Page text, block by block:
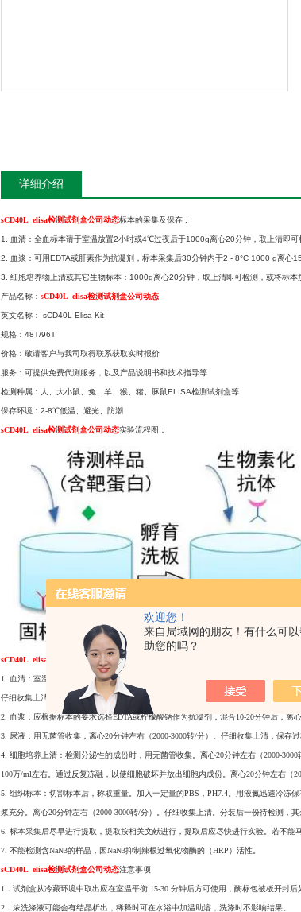
欢迎您！
来自局域网的朋友！有什么可
助您的吗？
详细介绍
sCD40L elisa检测试剂盒公司动态标本的采集及保存 :
1. 血清：全血标本请于室温放置2小时或4℃过夜后于1000g离心20分钟，取上清即
2. 血浆：可用EDTA或肝素作为抗凝剂，标本采集后30分钟内于2 - 8°C 1000 g离心
3. 细胞培养物上清或其它生物标本：1000g离心20分钟，取上清即可检测，或将标
产品名称： sCD40L elisa检测试剂盒公司动态
英文名称： sCD40L Elisa Kit
规格：48T/96T
价格：敬请客户与我司取得联系获取实时报价
服务：可提供免费代测服务，以及产品说明书和技术指导等
检测种属：人、大小鼠、兔、羊、猴、猪、豚鼠ELISA检测试剂盒等
保存环境：2-8℃低温、避光、防潮
sCD40L elisa检测试剂盒公司动态实验流程图：
sCD40L elisa检测试剂盒公司动态 样本处理及要求：
1. 血清：室温血液自然凝固10-20分钟，离心20分钟左右（2000-3000转/分）。
仔细收集上清，保存过程中如出现沉淀，应再次离心。
2. 血浆：应根据标本的要求选择EDTA或柠檬酸钠作为抗凝剂，混合10-20分钟后，离
3. 尿液：用无菌管收集，离心20分钟左右（2000-3000转/分）。仔细收集上清，保存
4. 细胞培养上清：检测分泌性的成份时，用无菌管收集。离心20分钟左右（2000-
100万/ml左右。通过反复冻融，以使细胞破坏并放出细胞内成份。离心20分钟左右（
5. 组织标本：切割标本后，称取重量。加入一定量的PBS，PH7.4。用液氮迅速冷冻
浆充分。离心20分钟左右（2000-3000转/分）。仔细收集上清。分装后一份待检测，其
6. 标本采集后尽早进行提取，提取按相关文献进行，提取后应尽快进行实验。若不
7. 不能检测含NaN3的样品，因NaN3抑制辣根过氧化物酶的（HRP）活性。
sCD40L elisa检测试剂盒公司动态注意事项
1．试剂盒从冷藏环境中取出应在室温平衡 15-30 分钟后方可使用，酶标包被板开封后
2．浓洗涤液可能会有结晶析出，稀释时可在水浴中加温助溶，洗涤时不影响结果。